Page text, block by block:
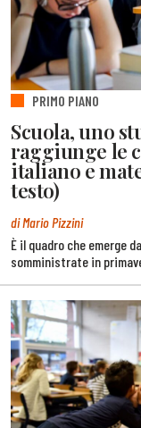
PRIMO PIANO
Scuola, uno
raggiunge le
italiano e
testo)
di Mario Pizzini
È il quadro che emerge
somministrate in